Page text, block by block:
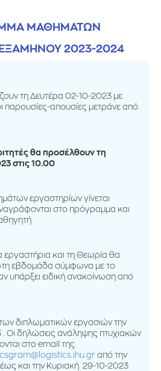
ΜΑΘΗΜΑΤΩΝ
2023-2024
τη Δευτέρα 02-10-2023 με
παρουσίες-απουσίες μετράνε από
θα προσέλθουν τη
στις 10.00
εργαστηρίων γίνεται
στο πρόγραμμα και
και τη Θεωρία θα
εβδομάδα σύμφωνα με το
υπάρξει ειδική ανακοίνωση από
διπλωματικών εργασιών την
. Οι δηλώσεις ανάληψης πτυχιακών
στο email της
από την
και την Κυριακή 29-10-2023